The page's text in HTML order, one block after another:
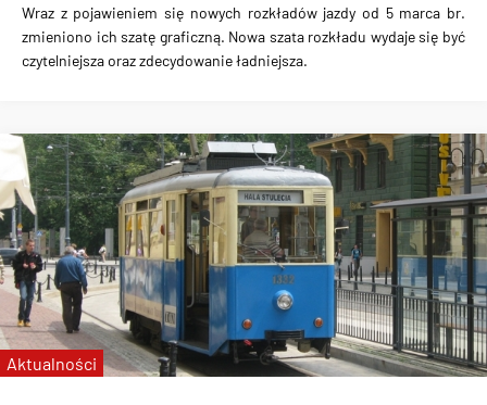
Wraz z pojawieniem się nowych rozkładów jazdy od 5 marca br.
zmieniono ich szatę graficzną. Nowa szata rozkładu wydaje się być
czytelniejsza oraz zdecydowanie ładniejsza.
Aktualności